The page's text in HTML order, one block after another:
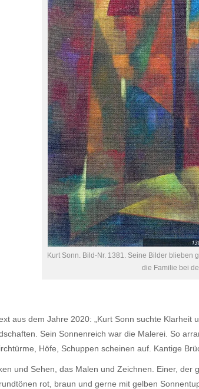
Kurt Sonn. Bild-Nr. 1381. Seine Bilder blieben
die Familie bei
aus dem Jahre 2020: „Kurt Sonn suchte
Sein Sonnenreich war die Malerei. So
Höfe, Schuppen scheinen auf. Kantige
und Sehen, das Malen und Zeichnen. Einer,
rot, braun und gerne mit gelben